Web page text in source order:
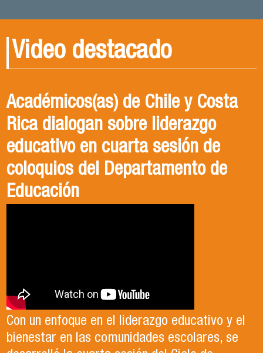
Video destacado
Académicos(as) de Chile y Costa
Rica dialogan sobre liderazgo
educativo en cuarta sesión de
coloquios del Departamento de
Educación
Con un enfoque en el liderazgo educativo y el
bienestar en las comunidades escolares, se